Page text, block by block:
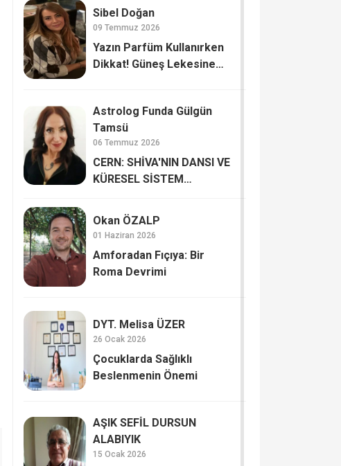
Sibel Doğan
09 Temmuz 2026
Yazın Parfüm Kullanırken
Dikkat! Güneş Lekesine
Astrolog Funda Gülgün
Tamsü
06 Temmuz 2026
CERN: SHİVA'NIN DANSI VE
KÜRESEL SİSTEM
Okan ÖZALP
01 Haziran 2026
Amforadan Fıçıya: Bir
Roma Devrimi
DYT. Melisa ÜZER
26 Ocak 2026
Çocuklarda Sağlıklı
Beslenmenin Önemi
AŞIK SEFİL DURSUN
ALABIYIK
15 Ocak 2026